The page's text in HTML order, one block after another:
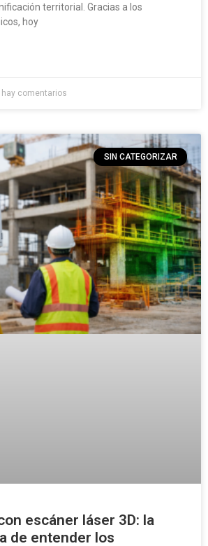
territorial. Gracias a los
hoy
hay comentarios
SIN CATEGORIZAR
escáner láser 3D: la
de entender los